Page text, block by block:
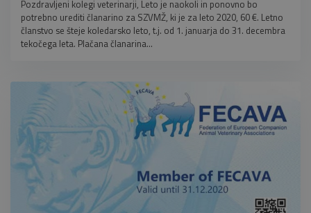
Pozdravljeni kolegi veterinarji, Leto je naokoli in ponovno bo
potrebno urediti članarino za SZVMŽ, ki je za leto 2020, 60 €. Letno
članstvo se šteje koledarsko leto, t.j. od 1. januarja do 31. decembra
tekočega leta. Plačana članarina...